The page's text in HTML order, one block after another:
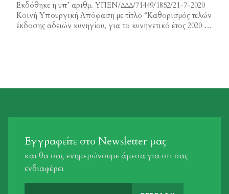
Εκδόθηκε η υπ’ αριθμ. ΥΠΕΝ/ΔΔΔ/71449/1852/21-7-2020
Κοινή Υπουργική Απόφαση με τίτλο “Καθορισμός τελών
έκδοσης αδειών κυνηγίου, για το κυνηγετικό έτος 2020 –
Εγγραφείτε στο Newsletter μας
και θα σας ενημερώνουμε άμεσα για οτι σας
ενδιαφέρει